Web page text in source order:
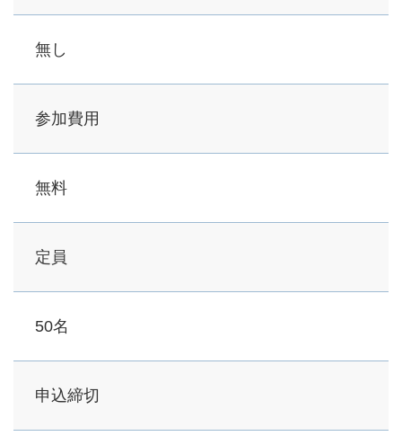
無し
参加費用
無料
定員
50名
申込締切